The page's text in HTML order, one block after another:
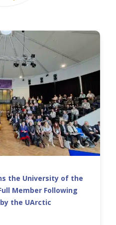
the University of the
Member Following
the UArctic